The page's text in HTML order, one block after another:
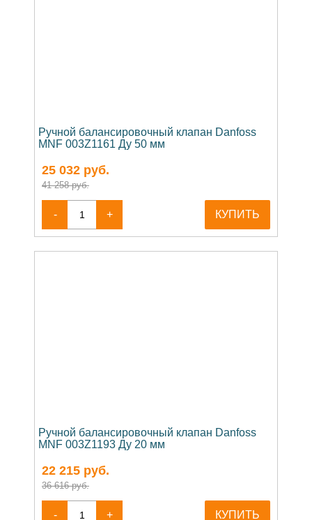
Ручной балансировочный клапан Danfoss
MNF 003Z1161 Ду 50 мм
25 032 руб.
41 258 руб.
- + КУПИТЬ
Ручной балансировочный клапан Danfoss
MNF 003Z1193 Ду 20 мм
22 215 руб.
36 616 руб.
- + КУПИТЬ